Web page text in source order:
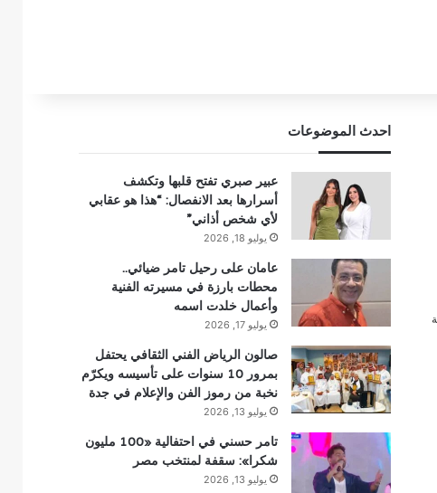
احدث الموضوعات
عبير صبري تفتح قلبها وتكشف
أسرارها بعد الانفصال: “هذا هو عقابي
لأي شخص أذاني”
يوليو 18, 2026
عامان على رحيل تامر ضيائي..
محطات بارزة في مسيرته الفنية
وأعمال خلدت اسمه
يوليو 17, 2026
صالون الرياض الفني الثقافي يحتفل
بمرور 10 سنوات على تأسيسه ويكرّم
نخبة من رموز الفن والإعلام في جدة
يوليو 13, 2026
تامر حسني في احتفالية «100 مليون
شكرا»: سقفة لمنتخب مصر
يوليو 13, 2026